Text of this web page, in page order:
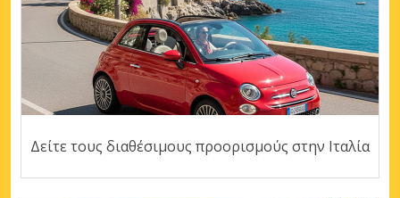
Δείτε τους διαθέσιμους προορισμούς στην Ιταλία